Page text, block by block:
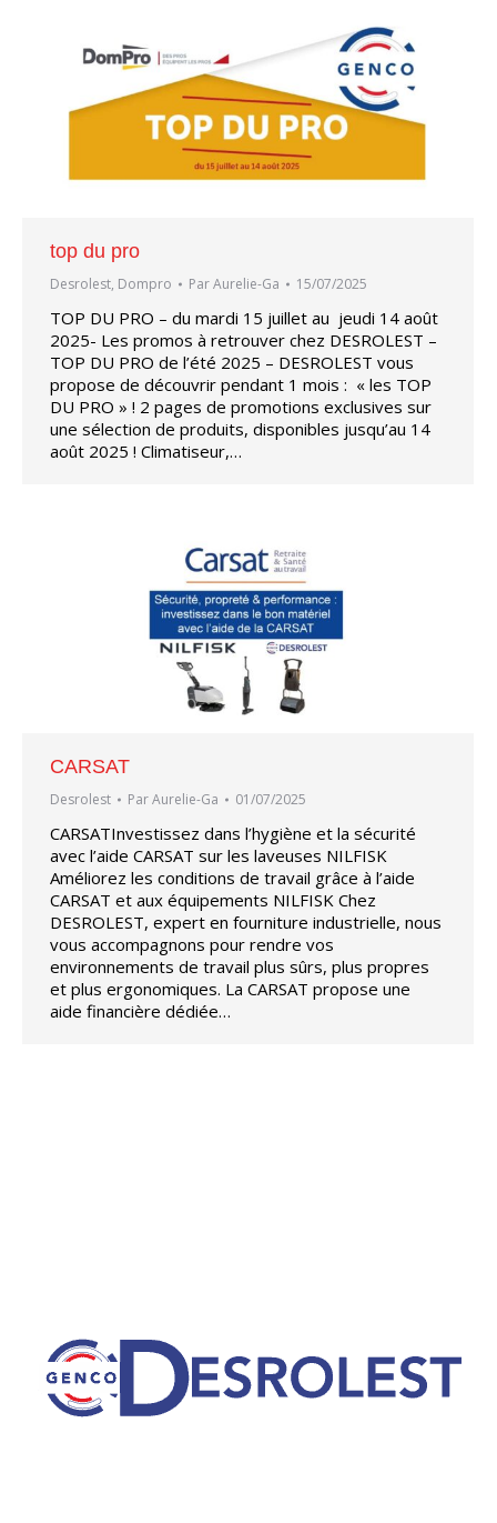
top du pro
Desrolest, Dompro ParAurelie-Ga 15/07/2025
TOP DU PRO – du mardi 15 juillet au jeudi 14 août
2025- Les promos à retrouver chez DESROLEST –
TOP DU PRO de l’été 2025 – DESROLEST vous
propose de découvrir pendant 1 mois : « les TOP
DU PRO » ! 2 pages de promotions exclusives sur
une sélection de produits, disponibles jusqu’au 14
août 2025 ! Climatiseur,…
CARSAT
Desrolest ParAurelie-Ga 01/07/2025
CARSATInvestissez dans l’hygiène et la sécurité
avec l’aide CARSAT sur les laveuses NILFISK
Améliorez les conditions de travail grâce à l’aide
CARSAT et aux équipements NILFISK Chez
DESROLEST, expert en fourniture industrielle, nous
vous accompagnons pour rendre vos
environnements de travail plus sûrs, plus propres
et plus ergonomiques. La CARSAT propose une
aide financière dédiée…